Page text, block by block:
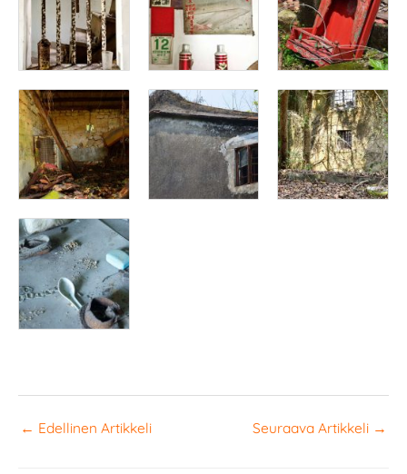
← Edellinen Artikkeli Seuraava Artikkeli →